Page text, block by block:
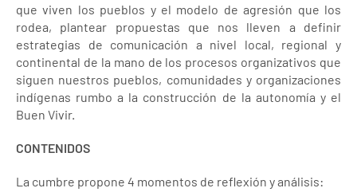
que viven los pueblos y el modelo de agresión que los
rodea, plantear propuestas que nos lleven a definir
estrategias de comunicación a nivel local, regional y
continental de la mano de los procesos organizativos que
siguen nuestros pueblos, comunidades y organizaciones
indígenas rumbo a la construcción de la autonomía y el
Buen Vivir.
CONTENIDOS
La cumbre propone 4 momentos de reflexión y análisis: